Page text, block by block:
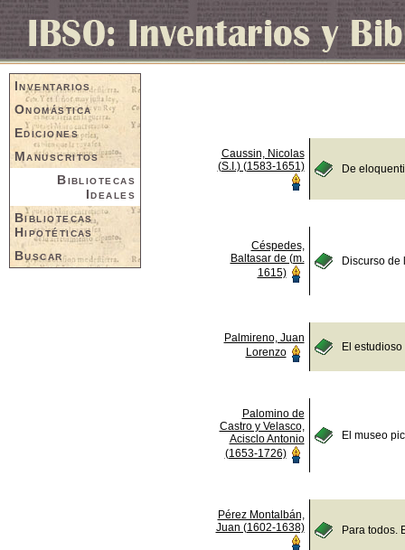
Inventarios
Onomástica
Ediciones
Manuscritos
Bibliotecas
Ideales
Bibliotecas
Hipotéticas
Buscar
Caussin, Nicolas
(S.I.) (1583-1651)
De
Céspedes,
Baltasar de (m.
1615)
Discurso de
Palmireno, Juan
Lorenzo
El
Palomino de
Castro y Velasco,
Acisclo Antonio
(1653-1726)
El museo
Pérez Montalbán,
Juan (1602-1638)
Para todos.